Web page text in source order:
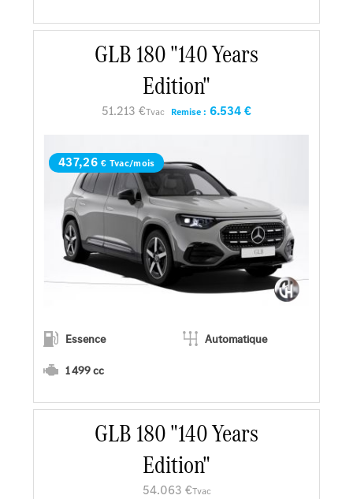
En savoir plus
Faire un essai
437,26€ Tvac/mois
GLB 180 "140 Years
Edition"
51.213 €Tvac Remise : 6.534 €
Essence
Automatique
1 499 cc
En savoir plus
Faire un essai
GLB 180 "140 Years
Edition"
54.063 €Tvac